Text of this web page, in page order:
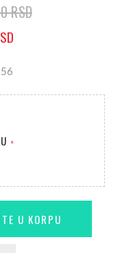
RSD
*